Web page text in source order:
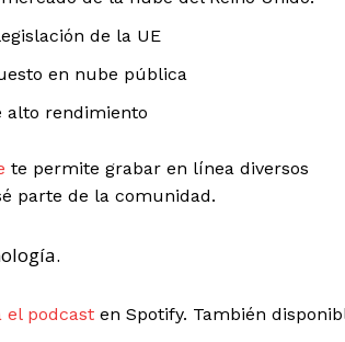
de la UE
en nube pública
alto rendimiento
te permite grabar en línea diversos
parte de la comunidad.
el podcast en Spotify. También